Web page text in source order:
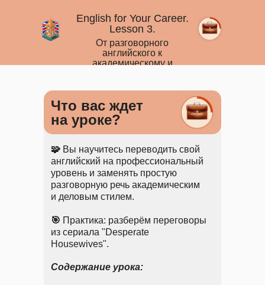
English for Your Career.
Lesson 3.
От разговорного
английского к
академическому и
Что вас ждет
на уроке?
🧩 Вы научитесь переводить свой
английский на профессиональный
уровень и заменять простую
разговорную речь академическим
и деловым стилем.
🎯 Практика: разберём переговоры
из сериала "Desperate
Housewives".
Содержание урока: